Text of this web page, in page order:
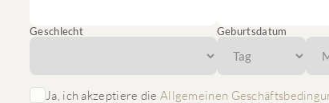
Geschlecht Geburtsdatum
Ja, ich akzeptiere die Allgemeinen